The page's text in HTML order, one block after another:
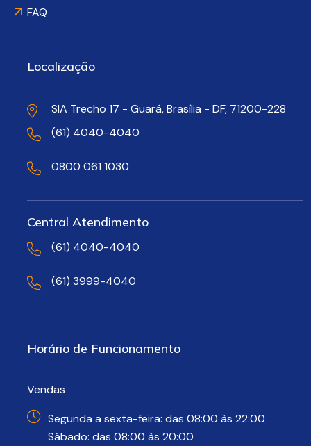
FAQ
Localização
SIA Trecho 17 - Guará, Brasília - DF, 71200-228
(61) 4040-4040
0800 061 1030
Central Atendimento
(61) 4040-4040
(61) 3999-4040
Horário de Funcionamento
Vendas
Segunda a sexta-feira: das 08:00 às 22:00
Sábado: das 08:00 às 20:00